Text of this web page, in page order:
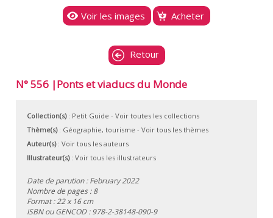
Voir les images Acheter
Retour
N° 556 |Ponts et viaducs du Monde
Collection(s): Petit Guide - Voir toutes les collections
Thème(s): Géographie, tourisme - Voir tous les thèmes
Auteur(s): Voir tous les auteurs
Illustrateur(s): Voir tous les illustrateurs
Date de parution : February 2022
Nombre de pages : 8
Format : 22 x 16 cm
ISBN ou GENCOD :978-2-38148-090-9